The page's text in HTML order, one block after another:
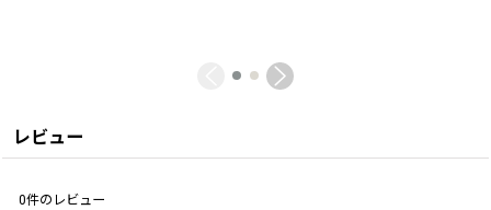
レビュー
0件のレビュー